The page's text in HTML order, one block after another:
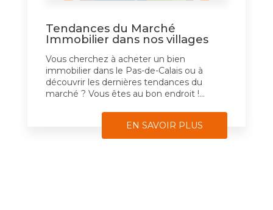
Tendances du Marché
Immobilier dans nos villages
Vous cherchez à acheter un bien
immobilier dans le Pas-de-Calais ou à
découvrir les dernières tendances du
marché ? Vous êtes au bon endroit !...
EN SAVOIR PLUS